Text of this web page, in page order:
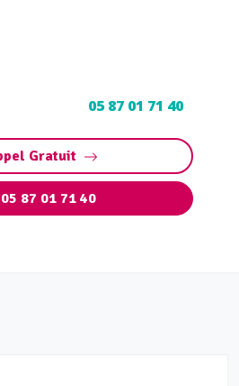
05 87 01 71 40
Gratuit
05 87 01 71 40